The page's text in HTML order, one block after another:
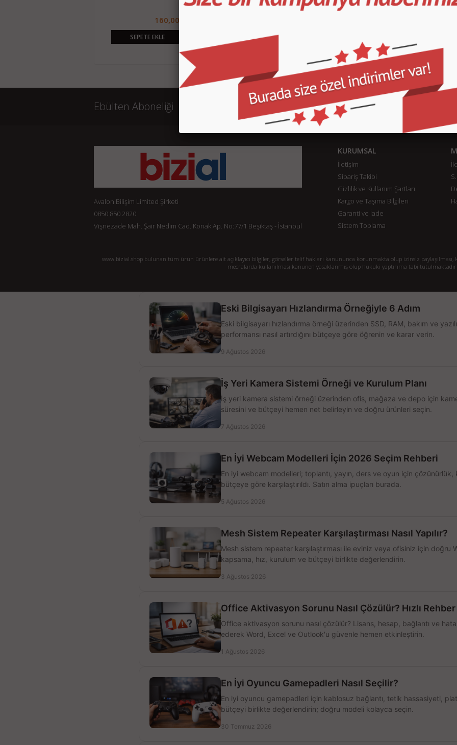
160,00 TL
SEPETE EKLE SEPETE EKLE
Ebülten Aboneliği
Avalon Bilişim Limited Şirketi
0850 850 2820
Vişnezade Mah. Şair Nedim Cad. Konak Ap. No:77/1 Beşiktaş - İstanbul
KURUMSAL
İletişim
Sipariş Takibi
Gizlilik ve Kullanım Şartları
Kargo ve Taşıma Bilgileri
Garanti ve İade
Sistem Toplama
www.bizial.shop bulunan tüm ürün ürünlere ait açıklayıcı bilgiler, görseller telif hakları kanununca korunmakta olup izinsiz paylaşılması,
mecralarda kullanılması kanunen yasaklanmış olup hukuki yaptırıma tabi tutulmaktadır.
Eski Bilgisayarı Hızlandırma Örneğiyle 6 Adım
Eski bilgisayarı hızlandırma örneği üzerinden SSD, RAM, bakım ve
performansı nasıl artırdığını bütçeye göre öğrenin ve karar verin.
9 Ağustos 2026
İş Yeri Kamera Sistemi Örneği ve Kurulum Planı
İş yeri kamera sistemi örneği üzerinden ofis, mağaza ve depo için
süresini ve bütçeyi hemen net belirleyin ve doğru ürünleri seçin.
7 Ağustos 2026
En İyi Webcam Modelleri İçin 2026 Seçim Rehberi
En iyi webcam modelleri; toplantı, yayın, ders ve oyun için çözünürlük,
bütçeye göre karşılaştırıldı. Satın alma ipuçları burada.
5 Ağustos 2026
Mesh Sistem Repeater Karşılaştırması Nasıl Yapılır?
Mesh sistem repeater karşılaştırması ile eviniz veya ofisiniz için doğru
kapsama, hız, kurulum ve bütçeyi birlikte değerlendirin.
3 Ağustos 2026
Office Aktivasyon Sorunu Nasıl Çözülür? Hızlı Rehber
Office aktivasyon sorunu nasıl çözülür? Lisans, hesap, bağlantı ve hata
ederek Word, Excel ve Outlook'u güvenle hemen etkinleştirin.
1 Ağustos 2026
En İyi Oyuncu Gamepadleri Nasıl Seçilir?
En iyi oyuncu gamepadleri için kablosuz bağlantı, tetik hassasiyeti,
bütçeyi birlikte değerlendirin; doğru modeli kolayca seçin.
30 Temmuz 2026